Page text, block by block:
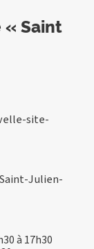
« Saint
site-
Julien-
à 17h30